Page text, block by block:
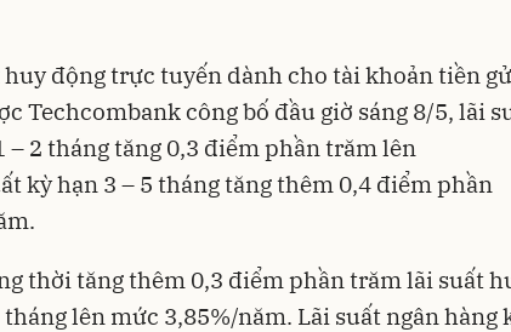
động trực tuyến dành cho tài khoản tiền
Techcombank công bố đầu giờ sáng 8/5, lãi
– 2 tháng tăng 0,3 điểm phần trăm lên
kỳ hạn 3 – 5 tháng tăng thêm 0,4 điểm phần
thời tăng thêm 0,3 điểm phần trăm lãi suất
lên mức 3,85%/năm. Lãi suất ngân hàng